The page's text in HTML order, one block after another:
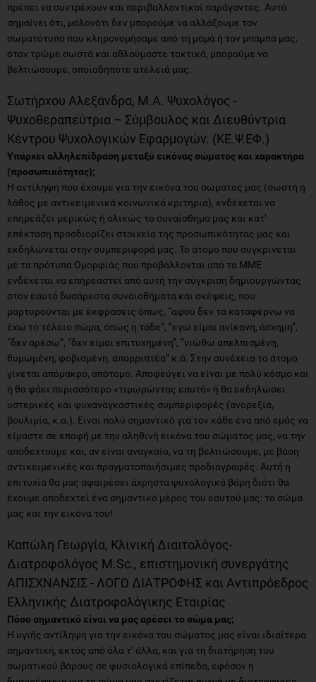
πρέπει να συντρέχουν και περιβαλλοντικοί παράγοντες. Αυτό
σημαίνει ότι, μολονότι δεν μπορούμε να αλλάξουμε τον
σωματότυπο που κληρονομήσαμε από τη μαμά ή τον μπαμπά μας,
όταν τρώμε σωστά και αθλούμαστε τακτικά, μπορούμε να
βελτιώσουμε, οποιαδήποτε ατέλειά μας.
Σωτήρχου Αλεξάνδρα, M.A. Ψυχολόγος -
Ψυχοθεραπεύτρια – Σύμβουλος και Διευθύντρια
Κέντρου Ψυχολογικών Εφαρμογών. (ΚΕ.Ψ.ΕΦ.)
Υπάρχει αλληλεπίδραση μεταξύ εικόνας σώματος και χαρακτήρα
(προσωπικότητας);
Η αντίληψη που έχουμε για την εικόνα του σώματος μας (σωστή ή
λάθος με αντικειμενικά κοινωνικά κριτήρια), ενδέχεται να
επηρεάζει μερικώς ή ολικώς το συναίσθημα μας και κατ’
επέκταση προσδιορίζει στοιχεία της προσωπικότητας μας και
εκδηλώνεται στην συμπεριφορά μας. Το άτομο που συγκρίνεται
με τα πρότυπα Ομορφιάς που προβάλλονται από τα ΜΜΕ
ενδέχεται να επηρεαστεί από αυτή την σύγκριση δημιουργώντας
στον εαυτό δυσάρεστα συναισθήματα και σκέψεις, που
μαρτυρούνται με εκφράσεις όπως, “αφού δεν τα καταφέρνω να
έχω το τέλειο σώμα, όπως η τάδε”, ”εγώ είμαι ανίκανη, άσχημη”,
“δεν αρέσω”, “δεν είμαι επιτυχημένη”, “νιώθω απελπισμένη,
θυμωμένη, φοβισμένη, απορριπτέα” κ.ά. Στην συνέχεια το άτομο
γίνεται απόμακρο, απότομο. Αποφεύγει να είναι με πολύ κόσμο και
ή θα φάει περισσότερο «τιμωρώντας εαυτό» ή θα εκδηλώσει
υστερικές και ψυχαναγκαστικές συμπεριφορές (ανορεξία,
βουλιμία, κ.α.). Είναι πολύ σημαντικό για τον κάθε ένα από εμάς να
είμαστε σε επαφή με την αληθινή εικόνα του σώματος μας, να την
αποδεχτούμε και, αν είναι αναγκαίο, να τη βελτιώσουμε, με βάση
αντικειμενικές και πραγματοποιήσιμες προδιαγραφές. Αυτή η
επιτυχία θα μας αφαιρέσει άχρηστα ψυχολογικά βάρη διότι θα
έχουμε αποδεχτεί ένα σημαντικό μέρος του εαυτού μας: το σώμα
μας και την εικόνα του!
Καπώλη Γεωργία, Κλινική Διαιτολόγος-
Διατροφολόγος M.Sc., επιστημονική συνεργάτης
ΑΠΙΣΧΝΑΝΣΙΣ - ΛΟΓΩ ΔΙΑΤΡΟΦΗΣ και Αντιπρόεδρος
Ελληνικής Διατροφολόγικης Εταιρίας
Πόσο σημαντικό είναι να μας αρέσει το σώμα μας;
Η υγιής αντίληψη για την εικόνα του σώματος μας είναι ιδιαίτερα
σημαντική, εκτός από όλα τ’ άλλα, και για τη διατήρηση του
σωματικού βάρους σε φυσιολογικά επίπεδα, εφόσον η